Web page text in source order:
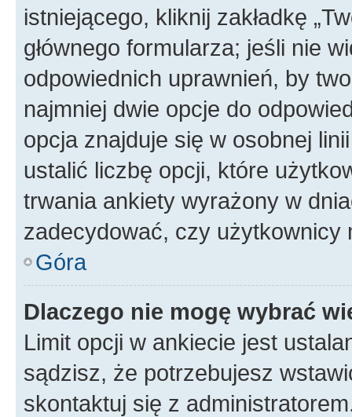
istniejącego, kliknij zakładkę
głównego formularza; jeśli nie
odpowiednich uprawnień, by
najmniej dwie opcje do
opcja znajduje się w osobnej
ustalić liczbę opcji, które
trwania ankiety wyrażony w
zadecydować, czy użytkownicy
Góra
Dlaczego nie mogę wybrać
Limit opcji w ankiecie jest
sądzisz, że potrzebujesz
skontaktuj się z